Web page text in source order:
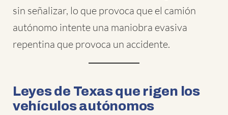
sin señalizar, lo que provoca que el camión
autónomo intente una maniobra evasiva
repentina que provoca un accidente.
Leyes de Texas que rigen los
vehículos autónomos